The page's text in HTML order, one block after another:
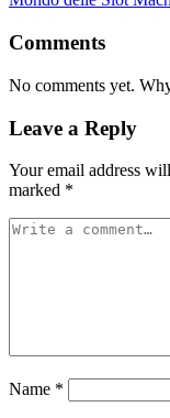
Comments
No comments yet.
Leave a Reply
Your email address
marked *
Name *